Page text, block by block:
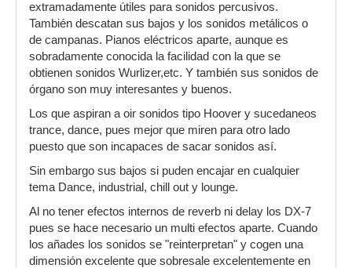
extramadamente útiles para sonidos percusivos.
También descatan sus bajos y los sonidos metálicos o
de campanas. Pianos eléctricos aparte, aunque es
sobradamente conocida la facilidad con la que se
obtienen sonidos Wurlizer,etc. Y también sus sonidos de
órgano son muy interesantes y buenos.
Los que aspiran a oir sonidos tipo Hoover y sucedaneos
trance, dance, pues mejor que miren para otro lado
puesto que son incapaces de sacar sonidos así.
Sin embargo sus bajos si puden encajar en cualquier
tema Dance, industrial, chill out y lounge.
Al no tener efectos internos de reverb ni delay los DX-7
pues se hace necesario un multi efectos aparte. Cuando
los añades los sonidos se "reinterpretan" y cogen una
dimensión excelente que sobresale excelentemente en